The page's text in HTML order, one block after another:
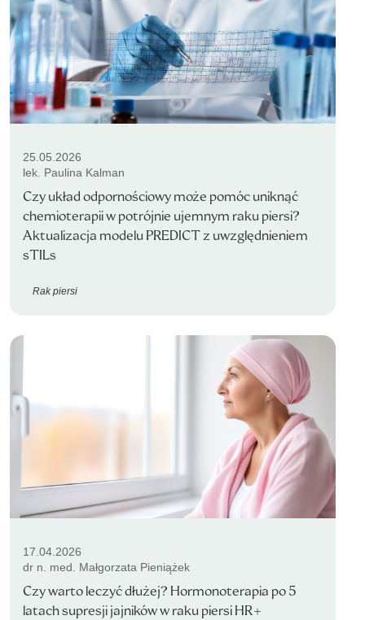
25.05.2026
lek. Paulina Kalman
Czy układ odpornościowy może pomóc uniknąć
chemioterapii w potrójnie ujemnym raku piersi?
Aktualizacja modelu PREDICT z uwzględnieniem
sTILs
Rak piersi
17.04.2026
dr n. med. Małgorzata Pieniążek
Czy warto leczyć dłużej? Hormonoterapia po 5
latach supresji jajników w raku piersi HR+